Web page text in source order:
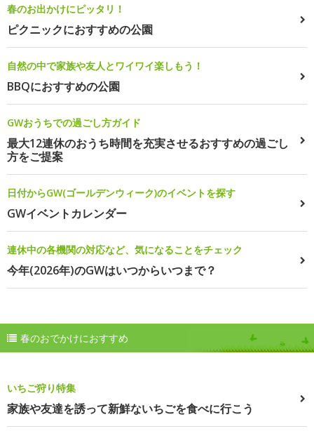
春のお出かけにピッタリ！
ピクニックにおすすめの公園
自然の中で家族や友人とワイワイ楽しもう！
BBQにおすすめの公園
GWおうちでの過ごし方ガイド
最大12連休のおうち時間を充実させるおすすめの過ごし
方をご提案
日付からGW(ゴールデンウィーク)のイベントを探す
GWイベントカレンダー
連休中の各機関の対応など、気になることをチェック
今年(2026年)のGWはいつからいつまで？
春のおでかけにおすすめ
いちご狩り特集
家族や友達を誘って新鮮ないちごを食べに行こう